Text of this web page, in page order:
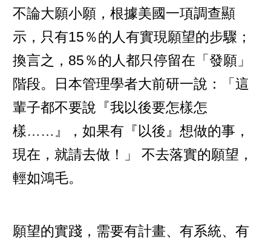
不論大願小願，根據美國一項調查顯
示，只有15％的人有實現願望的步驟；
換言之，85％的人都只停留在「發願」
階段。日本管理學者大前研一說：「這
輩子都不要說『我以後要怎樣怎
樣……』，如果有『以後』想做的事，
現在，就請去做！」 不去落實的願望，
輕如鴻毛。
願望的實踐，需要有計畫、有系統、有